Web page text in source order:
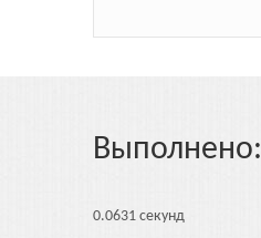
Выполнено:
0.0631 секунд